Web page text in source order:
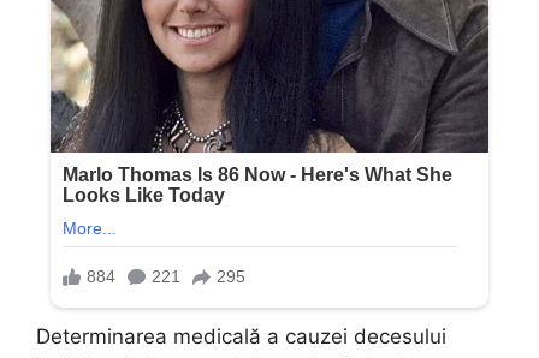
Determinarea medicală a cauzei decesului